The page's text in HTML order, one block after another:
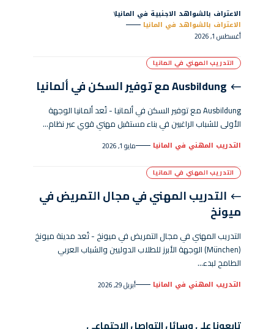
الاعتراف بالشواهد الاجنبية في المانيا
الاعتراف بالشواهد في المانيا
أغسطس 1, 2026
التدريب المهني في المانيا
Ausbildung مع توفير السكن في ألمانيا
Ausbildung مع توفير السكن في ألمانيا - تُعد ألمانيا الوجهة
الأولى للشباب الراغبين في بناء مستقبل مهني قوي عبر نظام…
التدريب المهني في المانيا مايو 1, 2026
التدريب المهني في المانيا
التدريب المهني في مجال التمريض في
ميونخ
التدريب المهني في مجال التمريض في ميونخ - تُعد مدينة ميونخ
(München) الوجهة الأبرز للطلاب الدوليين والشباب العربي
الطامح لبدء…
التدريب المهني في المانيا أبريل 29, 2026
تابعونا على وسائل التواصل الاجتماعي